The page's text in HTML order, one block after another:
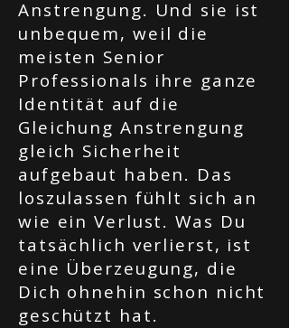
Anstrengung. Und sie ist
unbequem, weil die
meisten Senior
Professionals ihre ganze
Identität auf die
Gleichung Anstrengung
gleich Sicherheit
aufgebaut haben. Das
loszulassen fühlt sich an
wie ein Verlust. Was Du
tatsächlich verlierst, ist
eine Überzeugung, die
Dich ohnehin schon nicht
geschützt hat.